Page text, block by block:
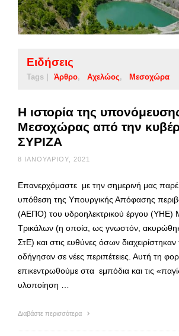
Ειδήσεις
Tags | Άρθρο Αχελώος Μεσοχώρα
Η ιστορία της
Μεσοχώρας από την
ΣΥΡΙΖΑ
8 ΙΑΝΟΥΑΡΊΟΥ, 2021
Επανερχόμαστε με την σημερινή μας
υπόθεση της Υπουργικής Απόφασης
(ΑΕΠΟ) του υδροηλεκτρικού έργου (ΥΗΕ)
Τρικάλων (η οποία, ως γνωστόν,
ΣτΕ) και στις ευθύνες όσων
οδήγησαν σε νέες περιπέτειες. Αυτή τη
επικεντρωθούμε στα εμπόδια και τις
υλοποίηση …
Διαβάστε περισσότερα